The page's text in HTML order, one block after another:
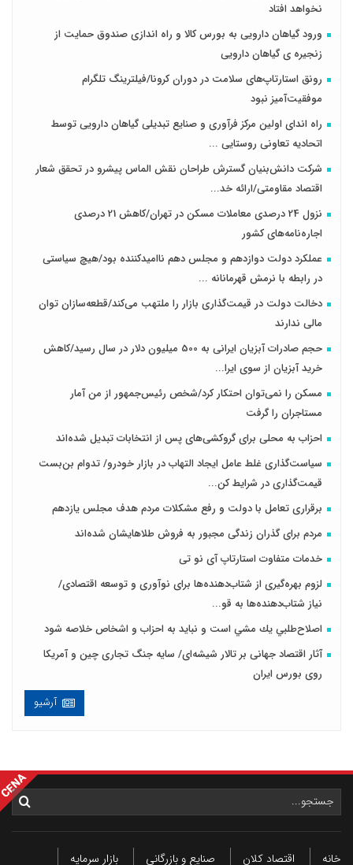
نخواهد افتاد
ورود گیاهان دارویی به بورس کالا و راه اندازی صندوق حمایت از
زنجیره ی گیاهان دارویی
رونق استارتاپ‌های سلامت در دوران کرونا/فیلترینگ تلگرام
موفقیت‌آمیز نبود
راه اندای اولین مرکز فرآوری و صنایع تبدیلی گیاهان دارویی توسط
اتحادیه تعاونی روستایی ...
شرکت دانش‌بنیان گسترش طراحان‌‌ ‌نقش‌ الماس پیشرو در تحقق شعار
اقتصاد مقاومتی/ارائه خد...
نزول 24 درصدی معاملات مسکن در تهران/کاهش 21 درصدی
اجاره‌نامه‌های کشور
عملکرد دولت دوازدهم و مجلس دهم ناامیدکننده بود/هیچ سیاستی
در رابطه با نرمش قهرمانانه ...
دخالت دولت در قیمت‌گذاری بازار را ملتهب می‌کند/قطعه‌سازان توان
مالی ندارند
حجم صادرات آبزیان ایرانی به 500 میلیون دلار در سال رسید/کاهش
خرید آبزیان از سوی ایرا...
مسکن را نمی‌توان احتکار کرد/شخص رئیس‌جمهور از من آمار
مستاجران را گرفت
احزاب به محلی برای گروکشی‌های پس از انتخابات تبدیل شده‌اند
سیاست‌گذاری غلط عامل ایجاد التهاب در بازار خودرو/ تدوام بن‌بست
قیمت‌گذاری در شرایط کن...
برقراری تعامل با دولت و رفع مشکلات مردم هدف مجلس‌ یازدهم
مردم برای گذران زندگی مجبور به فروش طلاهایشان شده‌اند
خدمات متفاوت استارتاپ آی نو تی
لزوم بهره‌گیری از شتاب‌دهنده‌ها برای نوآوری و توسعه اقتصادی/
نیاز شتاب‌دهنده‌ها به قو...
اصلاح‌طلبي يك مشي است و نبايد به احزاب و اشخاص خلاصه شود
آثار اقتصاد جهانی بر تالار شیشه‌ای/ سایه جنگ تجاری چین و آمریکا
روی بورس ایران
آرشیو
خانه اقتصاد کلان صنایع و بازرگانی بازار سرمایه